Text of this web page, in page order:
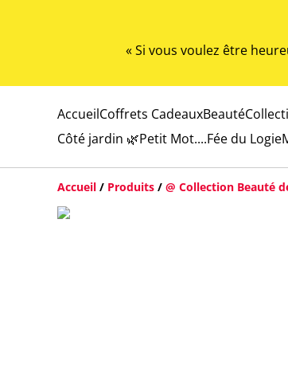
« Si vous voulez être
AccueilCoffrets CadeauxBeauté
Côté jardin 🌿Petit Mot....Fée du Logie
Accueil / Produits / @ Collection Beauté